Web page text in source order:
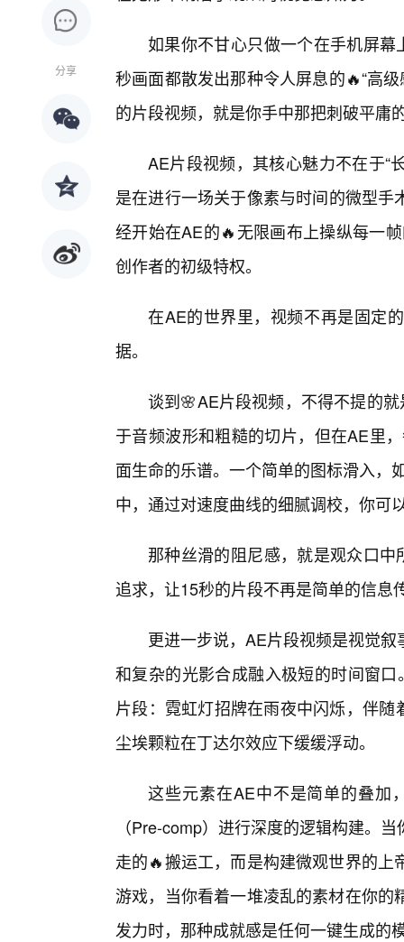
分享
如果你不甘心只做一个在手机屏幕
秒画面都散发出那种令人屏息的🔥“高
的片段视频，就是你手中那把刺破平庸
AE片段视频，其核心魅力不在于“
是在进行一场关于像素与时间的微型
经开始在AE的🔥无限画布上操纵每一
创作者的初级特权。
在AE的世界里，视频不再是固定
据。
谈到🌸AE片段视频，不得不提的
于音频波形和粗糙的切片，但在AE里
面生命的乐谱。一个简单的图标滑入，
中，通过对速度曲线的细腻调校，你可
那种丝滑的阻尼感，就是观众口中
追求，让15秒的片段不再是简单的信息
更进一步说，AE片段视频是视觉
和复杂的光影合成融入极短的时间窗
片段：霓虹灯招牌在雨夜中闪烁，伴
尘埃颗粒在丁达尔效应下缓缓浮动。
这些元素在AE中不是简单的叠加
（Pre-comp）进行深度的逻辑构建。
走的🔥搬运工，而是构建微观世界的
游戏，当你看着一堆凌乱的素材在你
发力时，那种成就感是任何一键生成的